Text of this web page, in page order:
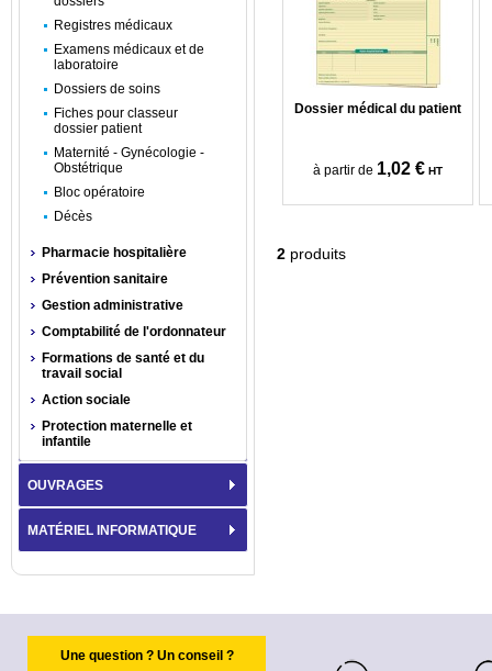
Dossier médical du patient
à partir de 1,02 € HT
2 produits
Registres médicaux
Examens médicaux et de
laboratoire
Dossiers de soins
Fiches pour classeur
dossier patient
Maternité - Gynécologie -
Obstétrique
Bloc opératoire
Décès
Pharmacie hospitalière
Prévention sanitaire
Gestion administrative
Comptabilité de l'ordonnateur
Formations de santé et du
travail social
Action sociale
Protection maternelle et
infantile
OUVRAGES
MATÉRIEL INFORMATIQUE
Une question ? Un conseil ?